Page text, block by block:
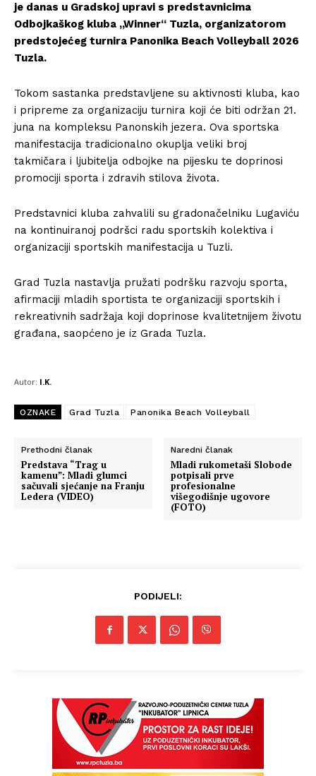
je danas u Gradskoj upravi s predstavnicima
Odbojkaškog kluba „Winner“ Tuzla, organizatorom
predstojećeg turnira Panonika Beach Volleyball 2026
Tuzla.
Tokom sastanka predstavljene su aktivnosti kluba, kao
i pripreme za organizaciju turnira koji će biti održan 21.
juna na kompleksu Panonskih jezera. Ova sportska
manifestacija tradicionalno okuplja veliki broj
takmičara i ljubitelja odbojke na pijesku te doprinosi
promociji sporta i zdravih stilova života.
Predstavnici kluba zahvalili su gradonačelniku Lugaviću
na kontinuiranoj podršci radu sportskih kolektiva i
organizaciji sportskih manifestacija u Tuzli.
Grad Tuzla nastavlja pružati podršku razvoju sporta,
afirmaciji mladih sportista te organizaciji sportskih i
rekreativnih sadržaja koji doprinose kvalitetnijem životu
građana, saopćeno je iz Grada Tuzla.
Autor: I.K.
OZNAKE Grad Tuzla Panonika Beach Volleyball
Prethodni članak
Predstava “Trag u
kamenu”: Mladi glumci
sačuvali sjećanje na Franju
Ledera (VIDEO)
Naredni članak
Mladi rukometaši Slobode
potpisali prve
profesionalne
višegodišnje ugovore
(FOTO)
PODIJELI: